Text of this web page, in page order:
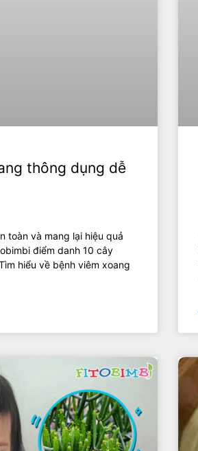
thông dụng dễ
toàn và mang lại hiệu quả
điểm danh 10 cây
hiểu về bệnh viêm xoang